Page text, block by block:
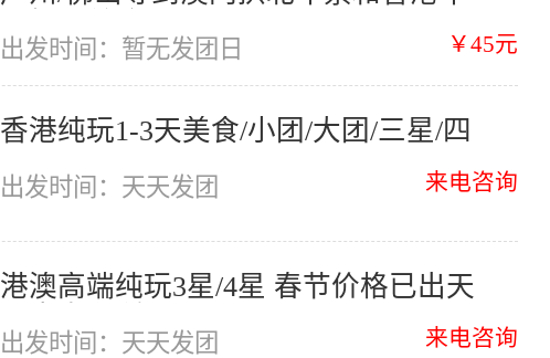
出发时间：暂无发团日 ￥45元
香港纯玩1-3天美食/小团/大团/三星/四
出发时间：天天发团 来电咨询
港澳高端纯玩3星/4星 春节价格已出天
出发时间：天天发团 来电咨询